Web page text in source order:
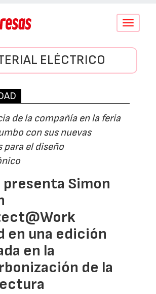
Conmutar
ELÉCTRICO
de la compañía en la feria
con sus nuevas
para el diseño
presenta Simon
en una edición
en la
de la